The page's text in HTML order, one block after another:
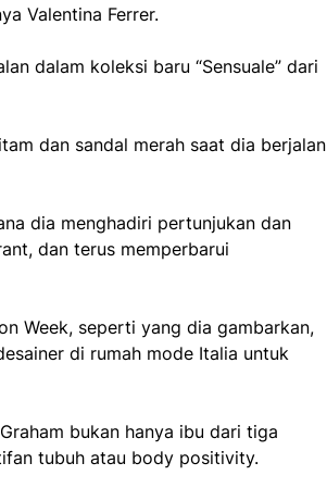
Valentina Ferrer.
dalam koleksi baru “Sensuale” dari
dan sandal merah saat dia berjalan
dia menghadiri pertunjukan dan
dan terus memperbarui
Week, seperti yang dia gambarkan,
di rumah mode Italia untuk
bukan hanya ibu dari tiga
tubuh atau body positivity.